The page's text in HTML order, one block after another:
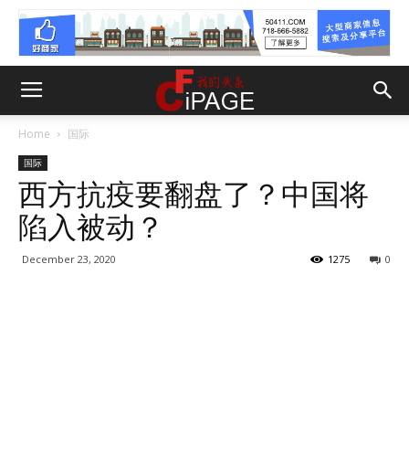
Home 国际
国际
西方抗疫要翻盘了？中国将
陷入被动？
December 23, 2020 0
1275